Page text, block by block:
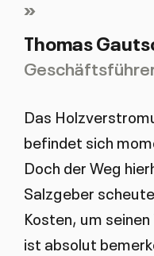
Thomas
Das
befindet sich
Doch der Weg
Salzgeber
Kosten, um
ist absolut